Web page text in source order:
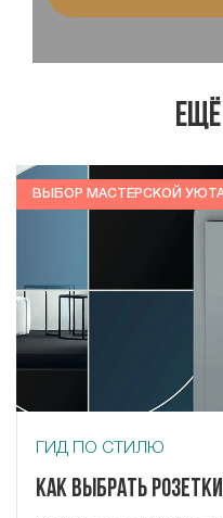
ВЫБОР МАСТЕРСКОЙ
ГИД ПО СТИЛЮ
Как выбрать